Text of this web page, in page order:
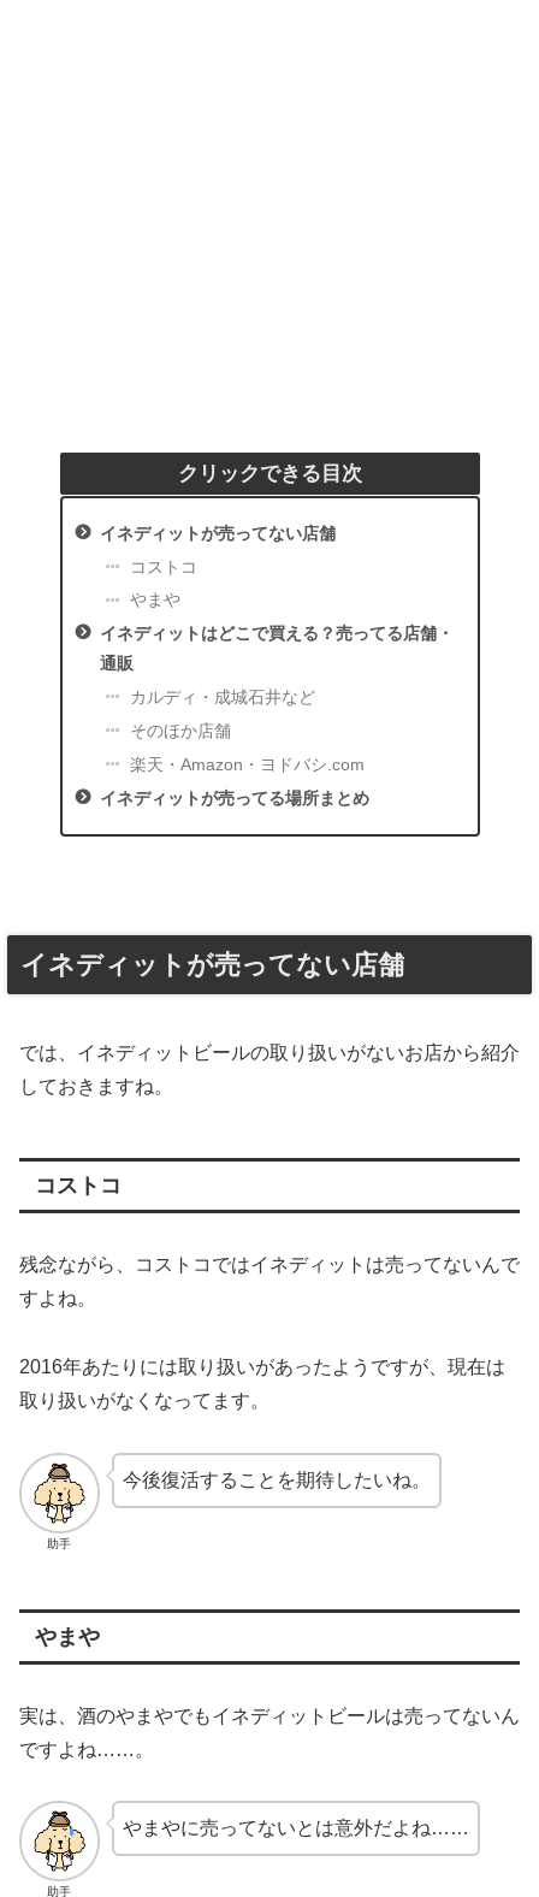
クリックできる目次
イネディットが売ってない店舗
コストコ
やまや
イネディットはどこで買える？売ってる店舗・
通販
カルディ・成城石井など
そのほか店舗
楽天・Amazon・ヨドバシ.com
イネディットが売ってる場所まとめ
イネディットが売ってない店舗
では、イネディットビールの取り扱いがないお店から紹介
しておきますね。
コストコ
残念ながら、コストコではイネディットは売ってないんで
すよね。
2016年あたりには取り扱いがあったようですが、現在は
取り扱いがなくなってます。
助手
今後復活することを期待したいね。
やまや
実は、酒のやまやでもイネディットビールは売ってないん
ですよね……。
助手
やまやに売ってないとは意外だよね……